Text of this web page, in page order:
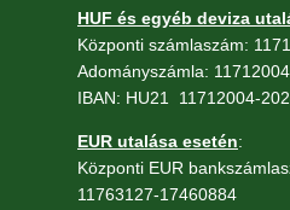
HUF és egyéb deviza
Központi számlaszám:
Adományszámla:
IBAN: HU21 11712004-
EUR utalása esetén:
Központi EUR
11763127-17460884